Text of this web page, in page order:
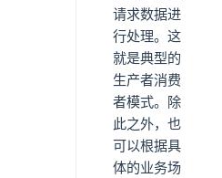
请求数据进
行处理。这
就是典型的
生产者消费
者模式。除
此之外，也
可以根据具
体的业务场